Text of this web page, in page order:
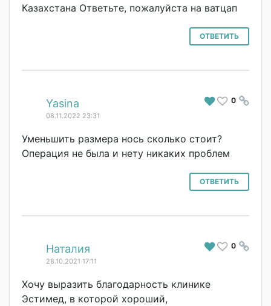
Казахстана Ответьте, пожалуйста на ватцап
ОТВЕТИТЬ
# 0
Yasina
08.11.2022 23:31
Уменьшить размера нось сколько стоит?
Операция не была и нету никаких проблем
ОТВЕТИТЬ
# 0
Наталия
28.10.2021 17:11
Хочу выразить благодарность клинике
Эстимед, в которой хороший,